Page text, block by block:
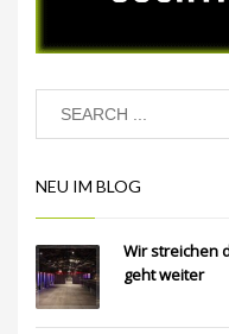
NEU IM BLOG
Wir streichen
geht weiter